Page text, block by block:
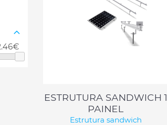
ESTRUTURA SANDWICH 1
PAINEL
Estrutura sandwich